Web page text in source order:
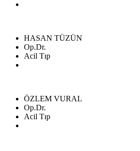
HASAN TÜZÜN
Op.Dr.
Acil Tıp
ÖZLEM VURAL
Op.Dr.
Acil Tıp